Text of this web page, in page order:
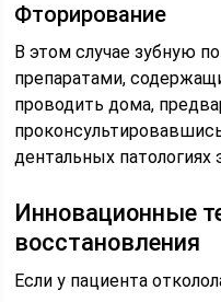
Фторирование
В этом случае зубную
препаратами,
проводить дома,
дентальных патологиях
Инновационные
восстановления
Если у пациента